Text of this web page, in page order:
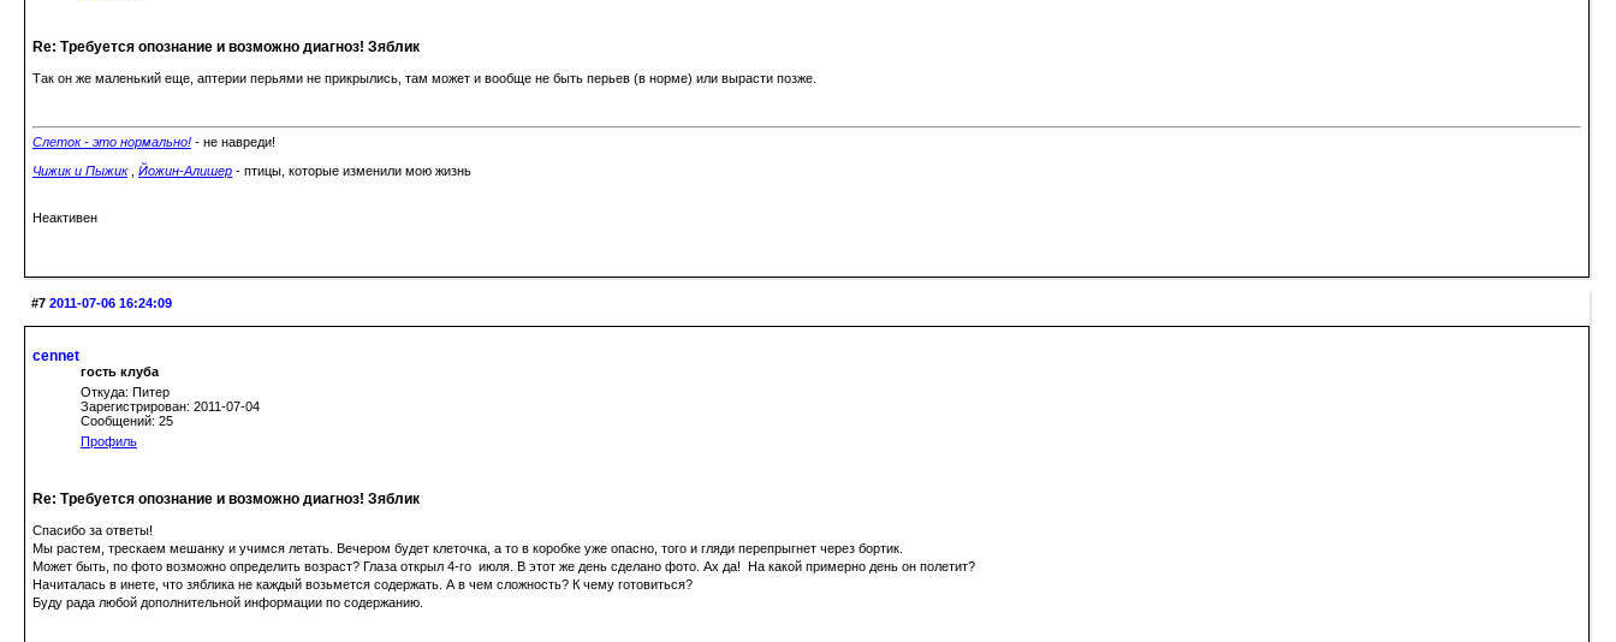
Re: Требуется опознание и возможно диагноз! Зяблик
Так он же маленький еще, аптерии перьями не прикрылись, там может и вообще не быть перьев (в норме) или вырасти позже.
Слеток - это нормально! - не навреди!
Чижик и Пыжик, Йожин-Алишер - птицы, которые изменили мою жизнь
Неактивен
#7 2011-07-06 16:24:09
cennet
гость клуба
Откуда: Питер
Зарегистрирован: 2011-07-04
Сообщений: 25
Профиль
Re: Требуется опознание и возможно диагноз! Зяблик
Спасибо за ответы!
Мы растем, трескаем мешанку и учимся летать. Вечером будет клеточка, а то в коробке уже опасно, того и гляди перепрыгнет через бортик.
Может быть, по фото возможно определить возраст? Глаза открыл 4-го июля. В этот же день сделано фото. Ах да! На какой примерно день он полетит?
Начиталась в инете, что зяблика не каждый возьмется содержать. А в чем сложность? К чему готовиться?
Буду рада любой дополнительной информации по содержанию.